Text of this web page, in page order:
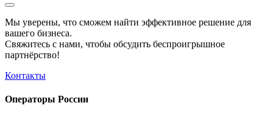
Мы уверены, что сможем найти эффективное решение для
вашего бизнеса.
Свяжитесь с нами, чтобы обсудить беспроигрышное
партнёрство!
Контакты
Операторы России